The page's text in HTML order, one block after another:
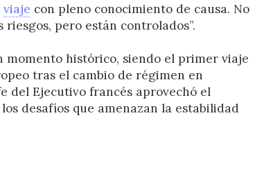
viaje con pleno conocimiento de causa. No
riesgos, pero están controlados”.
momento histórico, siendo el primer viaje
tras el cambio de régimen en
del Ejecutivo francés aprovechó el
desafíos que amenazan la estabilidad